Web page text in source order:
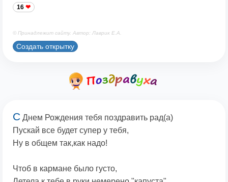
16
© Принадлежит сайту. Автор: Лаврик Е.А.
Создать открытку
С Днем Рождения тебя поздравить рад(а)
Пускай все будет супер у тебя,
Ну в общем так,как надо!
Чтоб в кармане было густо,